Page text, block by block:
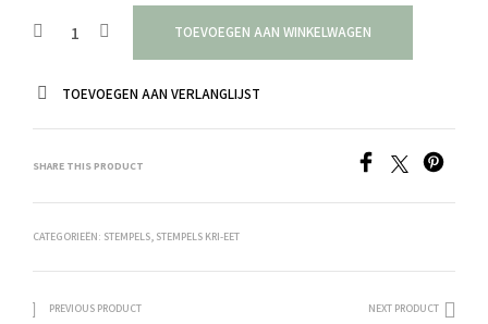
TOEVOEGEN AAN WINKELWAGEN
TOEVOEGEN AAN VERLANGLIJST
SHARE THIS PRODUCT
CATEGORIEËN: STEMPELS, STEMPELS KRI-EET
PREVIOUS PRODUCT NEXT PRODUCT